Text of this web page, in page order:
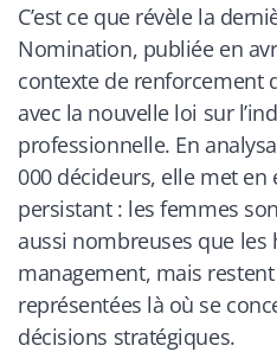
C’est ce que révèle la
Nomination, publiée en
contexte de renforcement
avec la nouvelle loi sur
professionnelle. En
000 décideurs, elle met
persistant : les femmes
aussi nombreuses que les
management, mais
représentées là où se
décisions stratégiques.